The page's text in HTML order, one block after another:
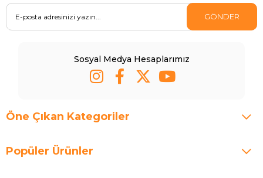
GÖNDER
Sosyal Medya Hesaplarımız
Öne Çıkan Kategoriler
Popüler Ürünler